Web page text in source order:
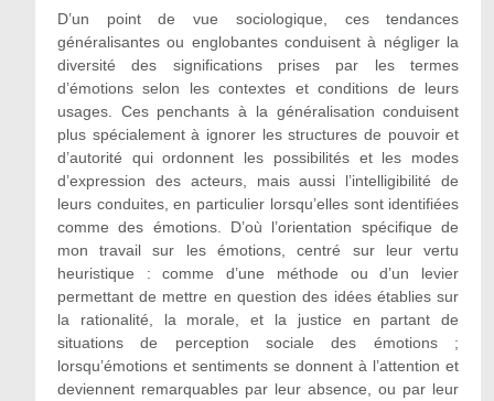
D’un point de vue sociologique, ces tendances
généralisantes ou englobantes conduisent à négliger la
diversité des significations prises par les termes
d’émotions selon les contextes et conditions de leurs
usages. Ces penchants à la généralisation conduisent
plus spécialement à ignorer les structures de pouvoir et
d’autorité qui ordonnent les possibilités et les modes
d’expression des acteurs, mais aussi l’intelligibilité de
leurs conduites, en particulier lorsqu’elles sont identifiées
comme des émotions. D’où l’orientation spécifique de
mon travail sur les émotions, centré sur leur vertu
heuristique : comme d’une méthode ou d’un levier
permettant de mettre en question des idées établies sur
la rationalité, la morale, et la justice en partant de
situations de perception sociale des émotions ;
lorsqu’émotions et sentiments se donnent à l’attention et
deviennent remarquables par leur absence, ou par leur